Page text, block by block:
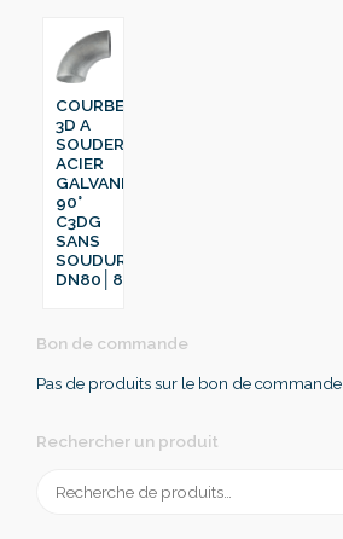
COURBE
3D A
SOUDER
ACIER
GALVANISÉ
90°
C3DG
SANS
SOUDURE
DN80│88.9
Bon de commande
Pas de produits sur le bon de commande
Rechercher un produit
pour :